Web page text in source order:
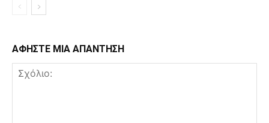
ΑΦΗΣΤΕ ΜΙΑ ΑΠΑΝΤΗΣΗ